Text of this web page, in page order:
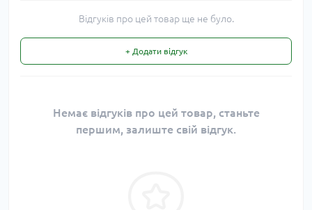
Відгуків про цей товар ще не було.
+ Додати відгук
Немає відгуків про цей товар, станьте
першим, залиште свій відгук.